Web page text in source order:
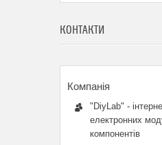
КОНТАКТИ
"DiyLab" -
електронних
компонентів